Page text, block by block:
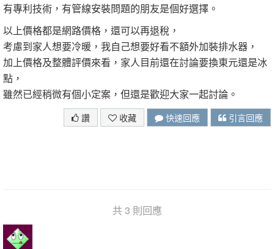
有專利技術，有管線安裝問題的朋友是個好選擇。
以上價格都是網路價格，還可以再退稅，
考慮到家人想要冷暖，我自己想要好看不額外加裝排水器，
加上價格及整體評價來看，家人目前還在討論要換東元還是冰
點，
雖然已經稍微有個小定案，但還是歡迎大家一起討論。
讚 收藏 快速回應 引言回應
共 3 則回應